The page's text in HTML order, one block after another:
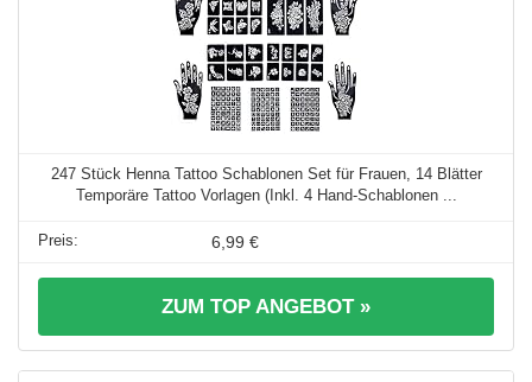
247 Stück Henna Tattoo Schablonen Set für Frauen, 14 Blätter
Temporäre Tattoo Vorlagen (Inkl. 4 Hand-Schablonen ...
6,99 €
ZUM TOP ANGEBOT »